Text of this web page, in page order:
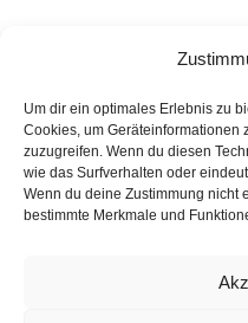
Um dir ein optimales Erlebnis zu
Cookies, um Geräteinformationen
zuzugreifen. Wenn du diesen
wie das Surfverhalten oder
Wenn du deine Zustimmung nicht
bestimmte Merkmale und
Eingesetzte Kräfte:
Groß Mackenstedt +++
Weitere Informationen